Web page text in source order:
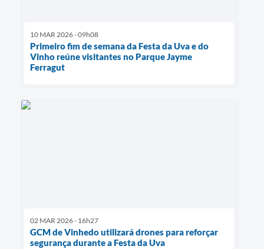
10 MAR 2026 - 09h08
Primeiro fim de semana da Festa da Uva e do
Vinho reúne visitantes no Parque Jayme
Ferragut
02 MAR 2026 - 16h27
GCM de Vinhedo utilizará drones para reforçar
segurança durante a Festa da Uva